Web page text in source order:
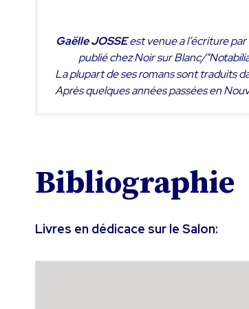
Gaëlle JOSSEest venue a l’écriture
publié chez Noir sur Blanc/
La plupart de ses romans sont traduits
Après quelques années passées en
Bibliographie
Livres en dédicace sur le Salon: